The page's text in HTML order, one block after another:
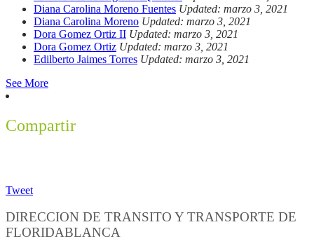
Diana Carolina Moreno Fuentes Updated: marzo 3, 2021
Diana Carolina Moreno Updated: marzo 3, 2021
Dora Gomez Ortiz II Updated: marzo 3, 2021
Dora Gomez Ortiz Updated: marzo 3, 2021
Edilberto Jaimes Torres Updated: marzo 3, 2021
See More
Compartir
Tweet
DIRECCION DE TRANSITO Y TRANSPORTE DE
FLORIDABLANCA